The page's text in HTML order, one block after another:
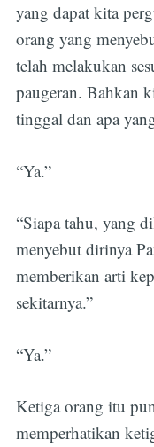
yang dapat kita
orang yang
telah melakukan
paugeran. Bahkan
tinggal dan apa
“Ya.”
“Siapa tahu, yang
menyebut dirinya
memberikan arti
sekitarnya.”
“Ya.”
Ketiga orang itu
memperhatikan